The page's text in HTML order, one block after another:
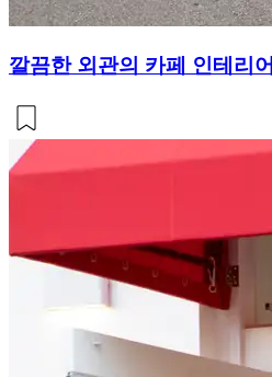
깔끔한 외관의 카페 인테리어